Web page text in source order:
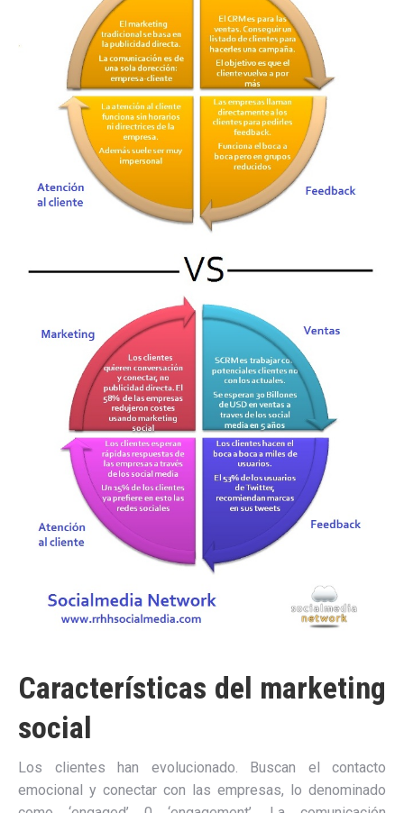
Características del marketing
social
Los clientes han evolucionado. Buscan el contacto
emocional y conectar con las empresas, lo denominado